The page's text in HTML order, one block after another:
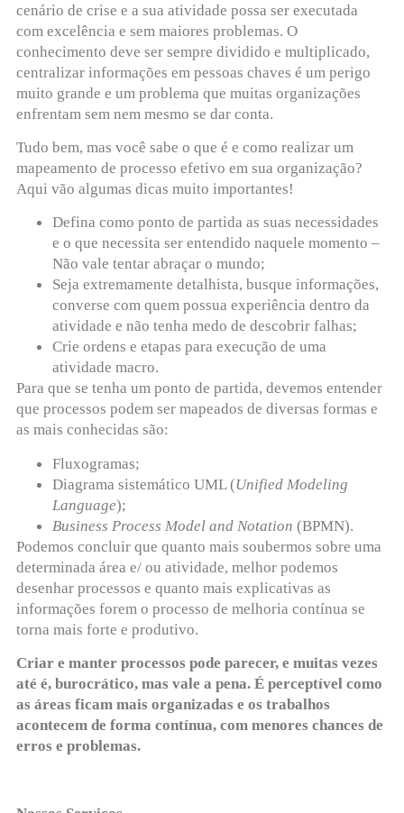
cenário de crise e a sua atividade possa ser executada
com excelência e sem maiores problemas. O
conhecimento deve ser sempre dividido e multiplicado,
centralizar informações em pessoas chaves é um perigo
muito grande e um problema que muitas organizações
enfrentam sem nem mesmo se dar conta.
Tudo bem, mas você sabe o que é e como realizar um
mapeamento de processo efetivo em sua organização?
Aqui vão algumas dicas muito importantes!
Defina como ponto de partida as suas necessidades
e o que necessita ser entendido naquele momento –
Não vale tentar abraçar o mundo;
Seja extremamente detalhista, busque informações,
converse com quem possua experiência dentro da
atividade e não tenha medo de descobrir falhas;
Crie ordens e etapas para execução de uma
atividade macro.
Para que se tenha um ponto de partida, devemos entender
que processos podem ser mapeados de diversas formas e
as mais conhecidas são:
Fluxogramas;
Diagrama sistemático UML (Unified Modeling
Language);
Business Process Model and Notation (BPMN).
Podemos concluir que quanto mais soubermos sobre uma
determinada área e/ ou atividade, melhor podemos
desenhar processos e quanto mais explicativas as
informações forem o processo de melhoria contínua se
torna mais forte e produtivo.
Criar e manter processos pode parecer, e muitas vezes
até é, burocrático, mas vale a pena. É perceptível como
as áreas ficam mais organizadas e os trabalhos
acontecem de forma contínua, com menores chances de
erros e problemas.